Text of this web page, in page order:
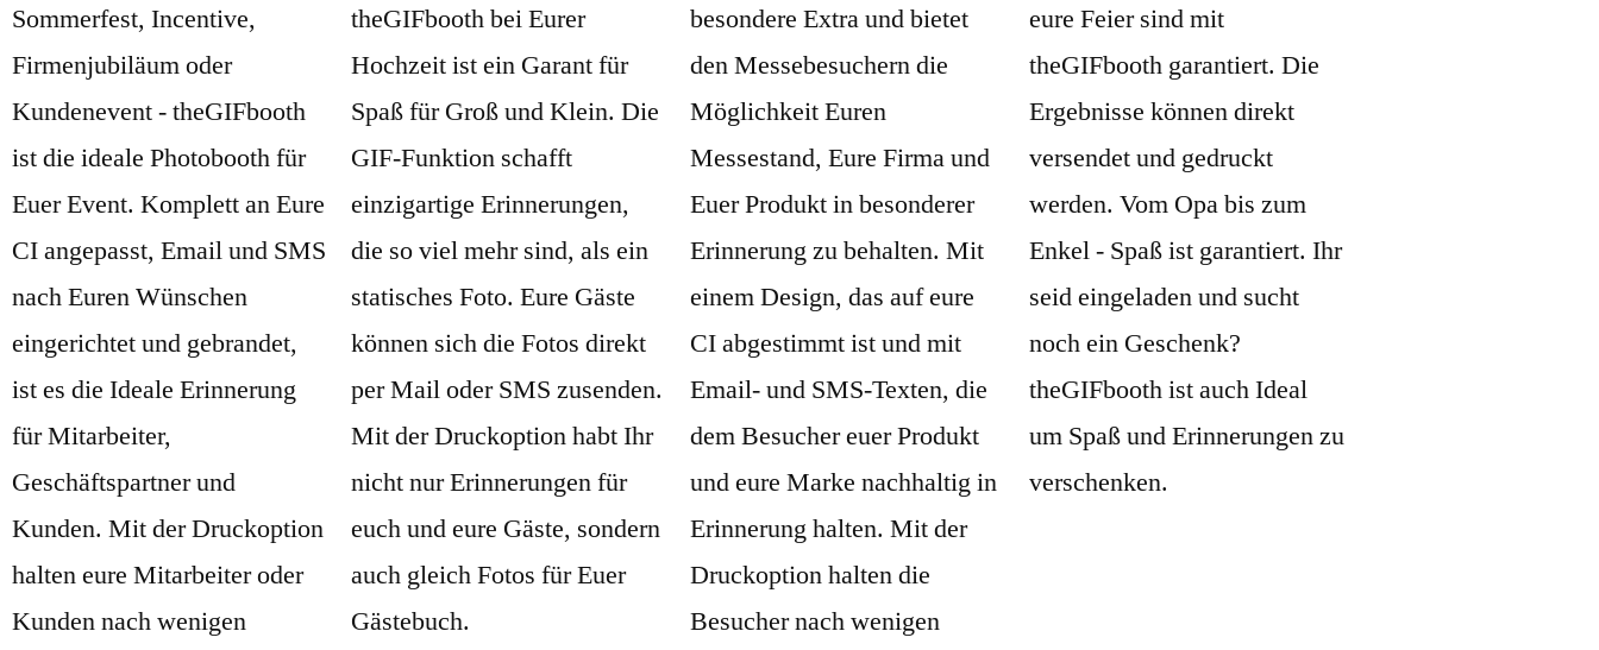
Sommerfest, Incentive,
Firmenjubiläum oder
Kundenevent - theGIFbooth
ist die ideale Photobooth für
Euer Event. Komplett an Eure
CI angepasst, Email und SMS
nach Euren Wünschen
eingerichtet und gebrandet,
ist es die Ideale Erinnerung
für Mitarbeiter,
Geschäftspartner und
Kunden. Mit der Druckoption
halten eure Mitarbeiter oder
Kunden nach wenigen
theGIFbooth bei Eurer
Hochzeit ist ein Garant für
Spaß für Groß und Klein. Die
GIF-Funktion schafft
einzigartige Erinnerungen,
die so viel mehr sind, als ein
statisches Foto. Eure Gäste
können sich die Fotos direkt
per Mail oder SMS zusenden.
Mit der Druckoption habt Ihr
nicht nur Erinnerungen für
euch und eure Gäste, sondern
auch gleich Fotos für Euer
Gästebuch.
besondere Extra und bietet
den Messebesuchern die
Möglichkeit Euren
Messestand, Eure Firma und
Euer Produkt in besonderer
Erinnerung zu behalten. Mit
einem Design, das auf eure
CI abgestimmt ist und mit
Email- und SMS-Texten, die
dem Besucher euer Produkt
und eure Marke nachhaltig in
Erinnerung halten. Mit der
Druckoption halten die
Besucher nach wenigen
eure Feier sind mit
theGIFbooth garantiert. Die
Ergebnisse können direkt
versendet und gedruckt
werden. Vom Opa bis zum
Enkel - Spaß ist garantiert. Ihr
seid eingeladen und sucht
noch ein Geschenk?
theGIFbooth ist auch Ideal
um Spaß und Erinnerungen zu
verschenken.